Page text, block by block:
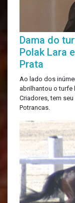
Dama do
Polak Lara
Prata
Ao lado dos
abrilhantou o turfe
Criadores, tem
Potrancas.